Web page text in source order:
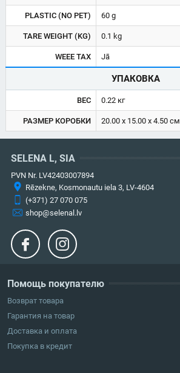
PLASTIC (NO PET) 60 g
TARE WEIGHT (KG) 0.1 kg
WEEE TAX Jā
УПАКОВКА
ВЕС 0.22 кг
РАЗМЕР КОРОБКИ 20.00 x 15.00 x 4.50 см
Помощь покупателю
Возврат товара
Гарантия на товар
Доставка и оплата
Покупка в кредит
SELENA L, SIA
PVN Nr. LV42403007894
Rēzekne, Kosmonautu iela 3, LV-4604
(+371) 27 070 075
shop@selenal.lv